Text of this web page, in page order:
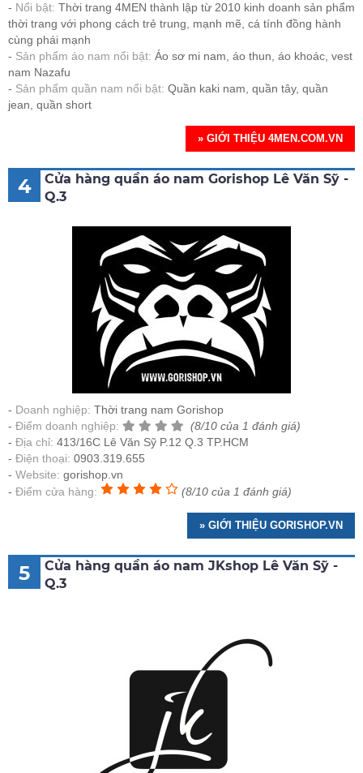
Nổi bật: Thời trang 4MEN thành lập từ 2010 kinh doanh sản phẩm
thời trang với phong cách trẻ trung, mạnh mẽ, cá tính đồng hành
cùng phái mạnh
Sản phẩm áo nam nổi bật: Áo sơ mi nam, áo thun, áo khoác, vest
nam Nazafu
Sản phẩm quần nam nổi bật: Quần kaki nam, quần tây, quần
jean, quần short
» GIỚI THIỆU 4MEN.COM.VN
4
Cửa hàng quần áo nam Gorishop Lê Văn Sỹ -
Q.3
Doanh nghiệp: Thời trang nam Gorishop
Điểm doanh nghiệp:
(8/10 của 1 đánh giá)
Địa chỉ: 413/16C Lê Văn Sỹ P.12 Q.3 TP.HCM
Điện thoại: 0903.319.655
Website: gorishop.vn
Điểm cửa hàng:
(8/10 của 1 đánh giá)
» GIỚI THIỆU GORISHOP.VN
5
Cửa hàng quần áo nam JKshop Lê Văn Sỹ -
Q.3